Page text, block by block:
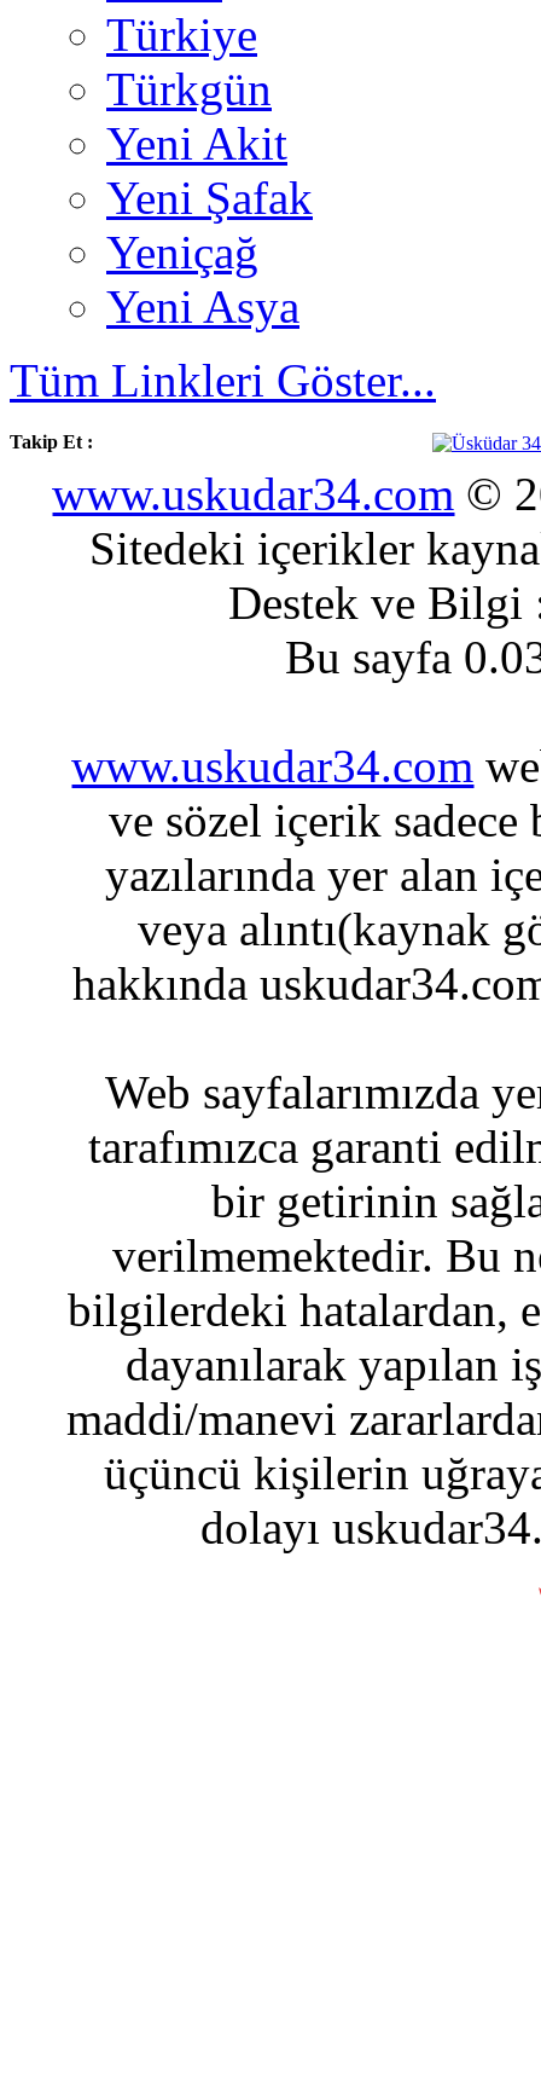
Türkiye
Türkgün
Yeni Akit
Yeni Şafak
Yeniçağ
Yeni Asya
Tüm Linkleri Göster...
Takip Et :
www.uskudar34.com ©
Sitedeki içerikler
Destek ve
Bu sayfa
www.uskudar34.com
ve sözel içerik sadece
yazılarında yer alan
veya alıntı(kaynak
hakkında
Web sayfalarımızda
tarafımızca garanti
bir getirinin
verilmemektedir. Bu
bilgilerdeki hatalardan,
dayanılarak yapılan
maddi/manevi
üçüncü kişilerin
dolayı